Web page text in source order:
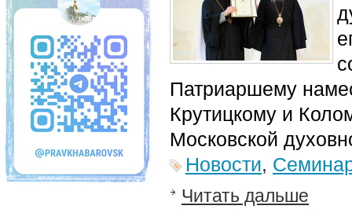
Патриаршему
Крутицкому и
Московской
Новости,
Читать дальше